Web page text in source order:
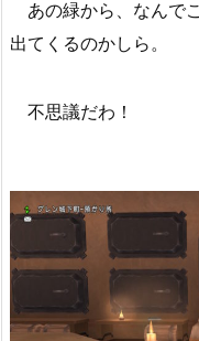
あの緑から、なんで
出てくるのかしら。
不思議だわ！